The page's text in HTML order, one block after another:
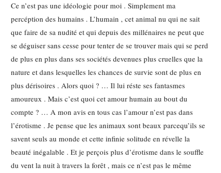
Ce n’est pas une idéologie pour moi . Simplement ma
percéption des humains . L’humain , cet animal nu qui ne sait
que faire de sa nudité et qui depuis des millénaires ne peut que
se déguiser sans cesse pour tenter de se trouver mais qui se perd
de plus en plus dans ses sociétés devenues plus cruelles que la
nature et dans lesquelles les chances de survie sont de plus en
plus dérisoires . Alors quoi ? … Il lui réste ses fantasmes
amoureux . Mais c’est quoi cet amour humain au bout du
compte ? … A mon avis en tous cas l’amour n’est pas dans
l’érotisme . Je pense que les animaux sont beaux parcequ’ils se
savent seuls au monde et cette infinie solitude en révelle la
beauté inégalable . Et je perçois plus d’érotisme dans le souffle
du vent la nuit à travers la forêt , mais ce n’est pas le même